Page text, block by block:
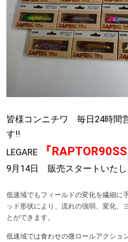
皆様コンニチワ 毎日24時間
す!!
LEGARE
『
9月14日 販売スタートいたし
低速域でもフィールドの変化を繊細に
ッド形状により、流れの強弱、変化、
とができます。
低速域では食わせの微ロールアクショ